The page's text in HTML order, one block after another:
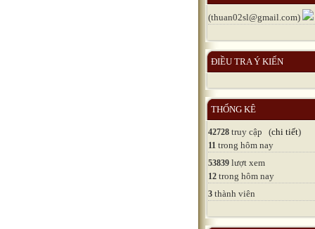
(thuan02sl@gmail.com)
ĐIỀU TRA Ý KIẾN
THỐNG KÊ
42728 truy cập (chi tiết)
11 trong hôm nay
53839 lượt xem
12 trong hôm nay
3 thành viên